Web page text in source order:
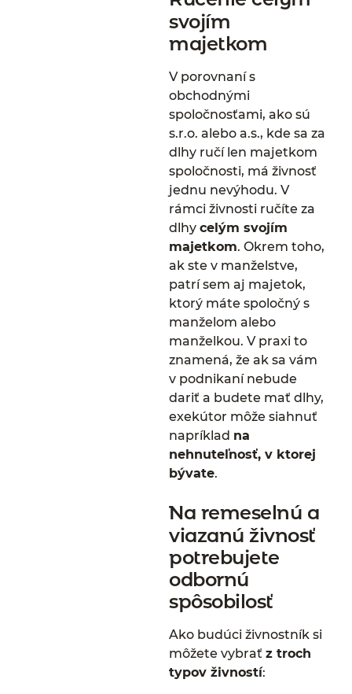
svojím
majetkom
V porovnaní s
obchodnými
spoločnosťami, ako sú
s.r.o. alebo a.s., kde sa za
dlhy ručí len majetkom
spoločnosti, má živnosť
jednu nevýhodu. V
rámci živnosti ručíte za
dlhycelým svojím
majetkom. Okrem toho,
ak ste v manželstve,
patrí sem aj majetok,
ktorý máte spoločný s
manželom alebo
manželkou. V praxi to
znamená, že ak sa vám
v podnikaní nebude
dariť a budete mať dlhy,
exekútor môže siahnuť
napríklad na
nehnuteľnosť, v ktorej
bývate.
Na remeselnú a
viazanú živnosť
potrebujete
odbornú
spôsobilosť
Ako budúci živnostník si
môžete vybraťz troch
typov živností: